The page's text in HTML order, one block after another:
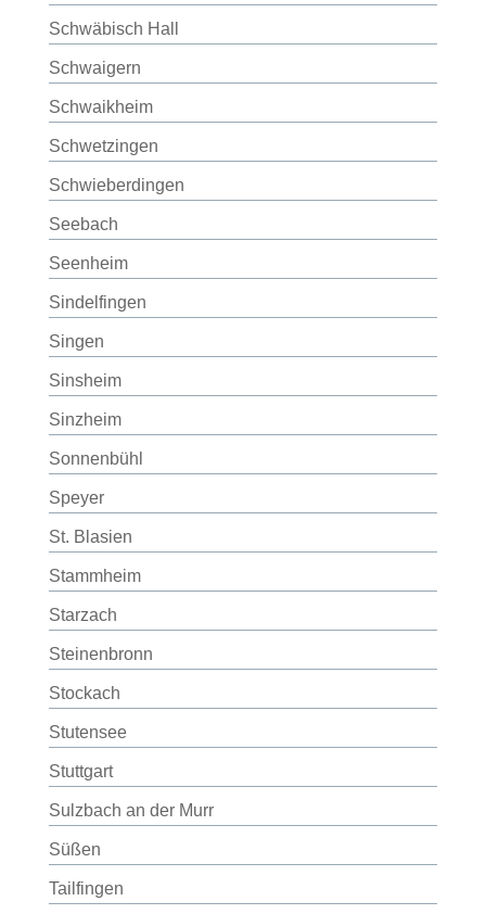
Schwäbisch Hall
Schwaigern
Schwaikheim
Schwetzingen
Schwieberdingen
Seebach
Seenheim
Sindelfingen
Singen
Sinsheim
Sinzheim
Sonnenbühl
Speyer
St. Blasien
Stammheim
Starzach
Steinenbronn
Stockach
Stutensee
Stuttgart
Sulzbach an der Murr
Süßen
Tailfingen